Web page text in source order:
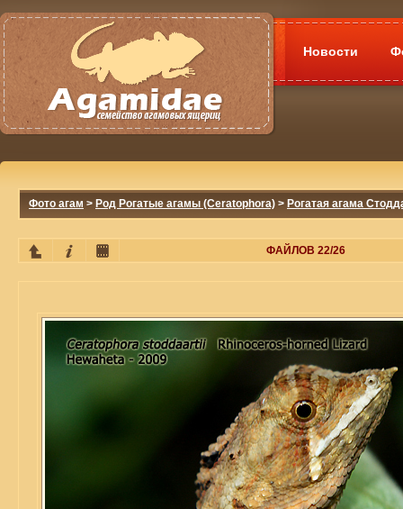
Новости
Фото агам > Род Рогатые агамы (Ceratophora) > Рогатая агама
ФАЙЛОВ 22/26